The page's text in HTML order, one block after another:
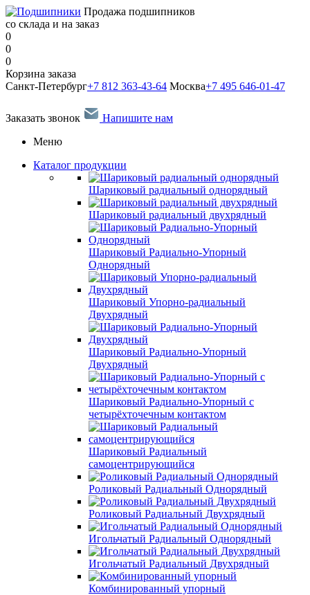
Продажа подшипников
со склада и на заказ
0
0
0
Корзина заказа
Санкт-Петербург+7 812 363-43-64 Москва+7 495 646-01-47
Заказать звонок
Напишите нам
Меню
Каталог продукции
Шариковый радиальный однорядный
Шариковый радиальный двухрядный
Шариковый Радиально-Упорный
Однорядный
Шариковый Упорно-радиальный
Двухрядный
Шариковый Радиально-Упорный
Двухрядный
Шариковый Радиально-Упорный с
четырёхточечным контактом
Шариковый Радиальный
самоцентрирующийся
Роликовый Радиальный Однорядный
Роликовый Радиальный Двухрядный
Игольчатый Радиальный Однорядный
Игольчатый Радиальный Двухрядный
Комбинированный упорный